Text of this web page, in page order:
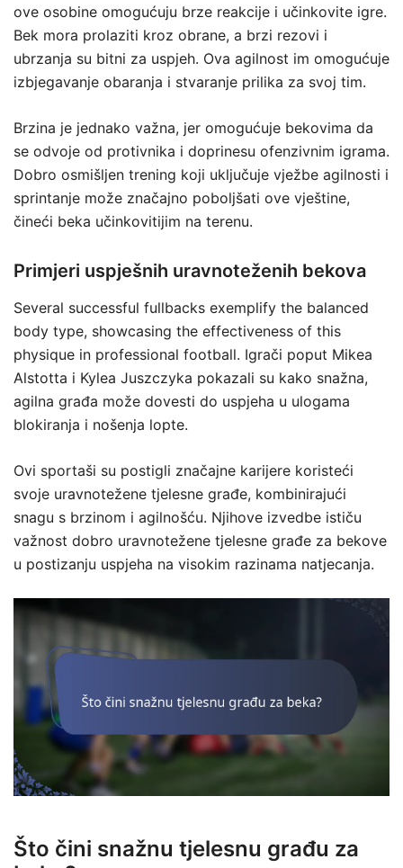
ove osobine omogućuju brze reakcije i učinkovite igre.
Bek mora prolaziti kroz obrane, a brzi rezovi i
ubrzanja su bitni za uspjeh. Ova agilnost im omogućuje
izbjegavanje obaranja i stvaranje prilika za svoj tim.
Brzina je jednako važna, jer omogućuje bekovima da
se odvoje od protivnika i doprinesu ofenzivnim igrama.
Dobro osmišljen trening koji uključuje vježbe agilnosti i
sprintanje može značajno poboljšati ove vještine,
čineći beka učinkovitijim na terenu.
Primjeri uspješnih uravnoteženih bekova
Several successful fullbacks exemplify the balanced
body type, showcasing the effectiveness of this
physique in professional football. Igrači poput Mikea
Alstotta i Kylea Juszczyka pokazali su kako snažna,
agilna građa može dovesti do uspjeha u ulogama
blokiranja i nošenja lopte.
Ovi sportaši su postigli značajne karijere koristeći
svoje uravnotežene tjelesne građe, kombinirajući
snagu s brzinom i agilnošću. Njihove izvedbe ističu
važnost dobro uravnotežene tjelesne građe za bekove
u postizanju uspjeha na visokim razinama natjecanja.
Što čini snažnu tjelesnu građu za